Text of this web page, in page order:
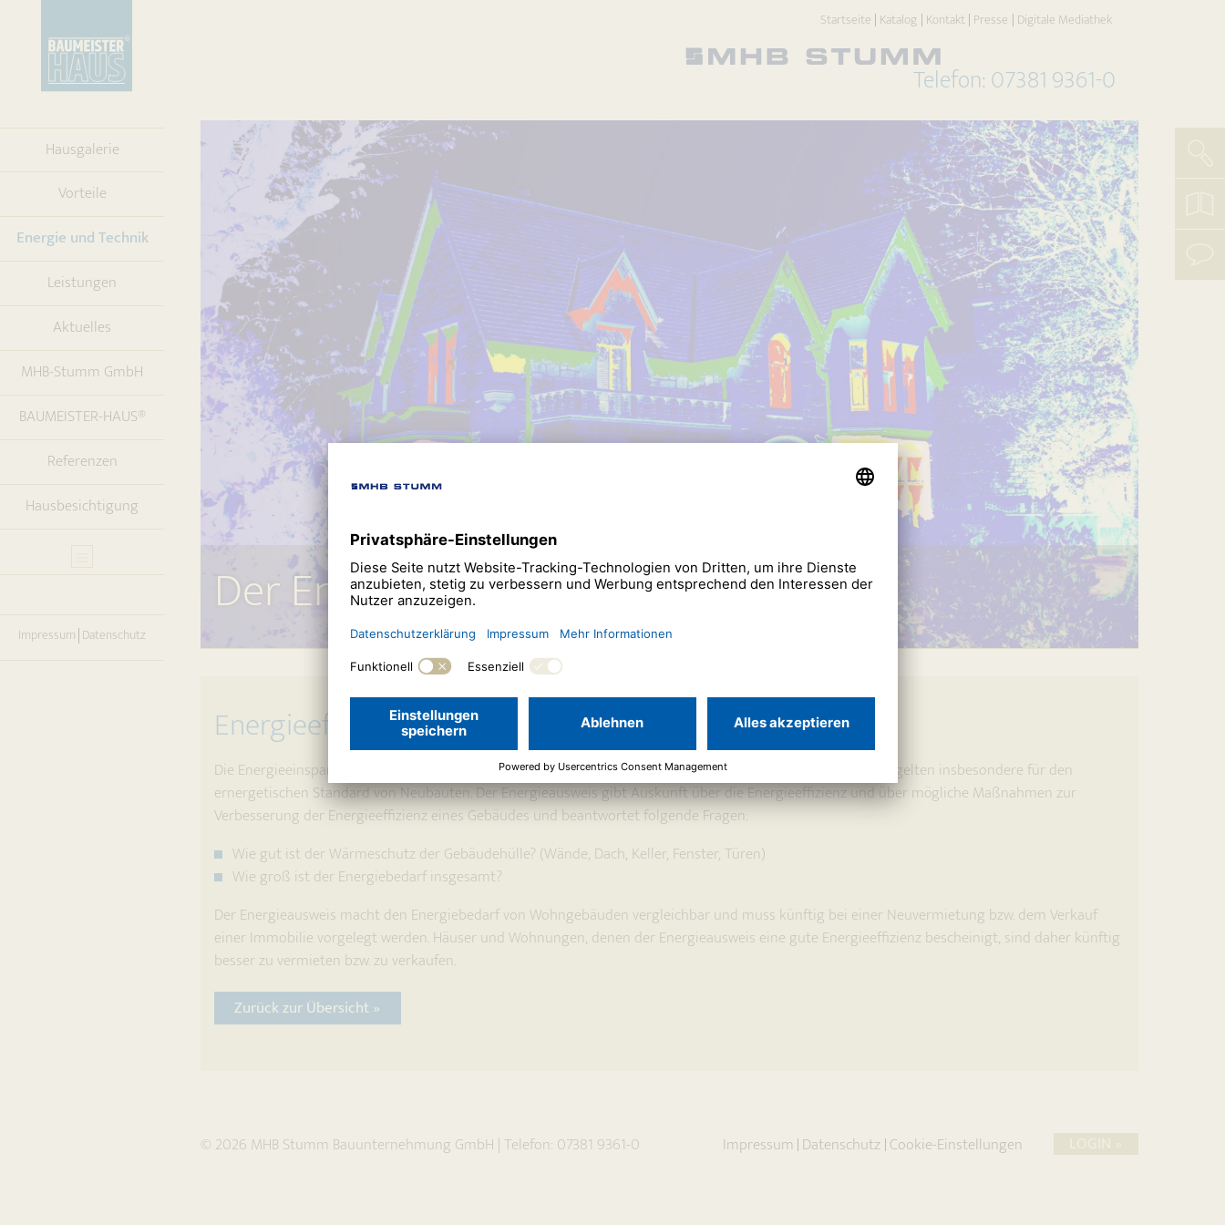
Telefon: 07381 9361-0
Hausgalerie
Vorteile
Energie und Technik(current)
Leistungen
Aktuelles
MHB-Stumm GmbH
BAUMEISTER-HAUS®
Referenzen
Hausbesichtigung
Impressum Datenschutz
Startseite Katalog Kontakt Presse Digitale Mediathek
Der Energieausweis.
Energieeffizienz mit Brief und Siegel.
Die Energieeinsparverordnung (EnEV 2014) tritt ab 2016 in verschärftem Umfang in Kraft. Diese Änderungen gelten insbesondere für den
ernergetischen Standard von Neubauten. Der Energieausweis gibt Auskunft über die Energieeffizienz und über mögliche Maßnahmen zur
Verbesserung der Energieeffizienz eines Gebäudes und beantwortet folgende Fragen:
Wie gut ist der Wärmeschutz der Gebäudehülle? (Wände, Dach, Keller, Fenster, Türen)
Wie groß ist der Energiebedarf insgesamt?
Der Energieausweis macht den Energiebedarf von Wohngebäuden vergleichbar und muss künftig bei einer Neuvermietung bzw. dem Verkauf
einer Immobilie vorgelegt werden. Häuser und Wohnungen, denen der Energieausweis eine gute Energieeffizienz bescheinigt, sind daher künftig
besser zu vermieten bzw. zu verkaufen.
Zurück zur Übersicht »
© 2026 MHB Stumm Bauunternehmung GmbH |Telefon: 07381 9361-0 Impressum Datenschutz Cookie-Einstellungen